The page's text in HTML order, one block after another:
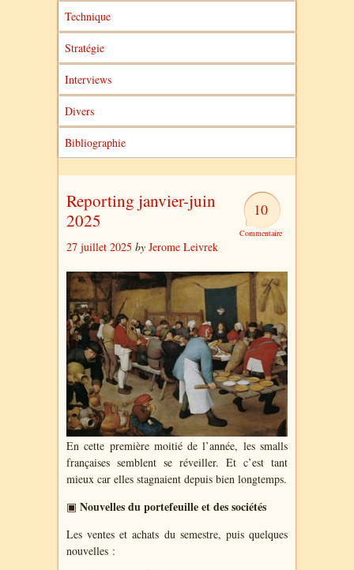
Technique
Stratégie
Interviews
Divers
Bibliographie
10
Reporting janvier-juin
2025
27 juillet 2025 by Jerome Leivrek
En cette première moitié de l’année, les smalls
françaises semblent se réveiller. Et c’est tant
mieux car elles stagnaient depuis bien longtemps.
▣ Nouvelles du portefeuille et des sociétés
Les ventes et achats du semestre, puis quelques
nouvelles :